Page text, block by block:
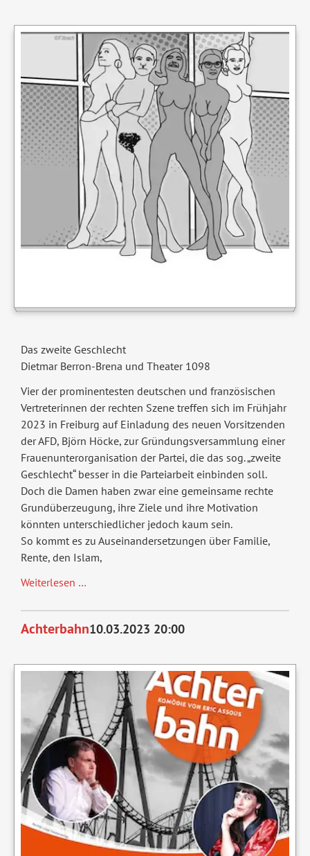
Das zweite Geschlecht
Dietmar Berron-Brena und Theater 1098
Vier der prominentesten deutschen und französischen
Vertreterinnen der rechten Szene treffen sich im Frühjahr
2023 in Freiburg auf Einladung des neuen Vorsitzenden
der AFD, Björn Höcke, zur Gründungsversammlung einer
Frauenunterorganisation der Partei, die das sog. „zweite
Geschlecht“ besser in die Parteiarbeit einbinden soll.
Doch die Damen haben zwar eine gemeinsame rechte
Grundüberzeugung, ihre Ziele und ihre Motivation
könnten unterschiedlicher jedoch kaum sein.
So kommt es zu Auseinandersetzungen über Familie,
Rente, den Islam,
Weiterlesen …Das
Geschlecht
Achterbahn10.03.2023 20:00